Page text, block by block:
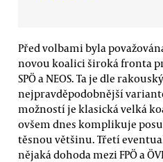
Před volbami byla
novou koalici široká fronta
SPÖ a NEOS. Ta je dle
nejpravděpodobnější
možností je klasická velká
ovšem dnes komplikuje
těsnou většinu. Třetí
nějaká dohoda mezi FPÖ a